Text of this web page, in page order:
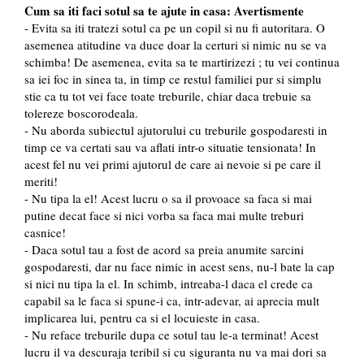
Cum sa iti faci sotul sa te ajute in casa: Avertismente
- Evita sa iti tratezi sotul ca pe un copil si nu fi autoritara. O
asemenea atitudine va duce doar la certuri si nimic nu se va
schimba! De asemenea, evita sa te martirizezi ; tu vei continua
sa iei foc in sinea ta, in timp ce restul familiei pur si simplu
stie ca tu tot vei face toate treburile, chiar daca trebuie sa
tolereze boscorodeala.
- Nu aborda subiectul ajutorului cu treburile gospodaresti in
timp ce va certati sau va aflati intr-o situatie tensionata! In
acest fel nu vei primi ajutorul de care ai nevoie si pe care il
meriti!
- Nu tipa la el! Acest lucru o sa il provoace sa faca si mai
putine decat face si nici vorba sa faca mai multe treburi
casnice!
- Daca sotul tau a fost de acord sa preia anumite sarcini
gospodaresti, dar nu face nimic in acest sens, nu-l bate la cap
si nici nu tipa la el. In schimb, intreaba-l daca el crede ca
capabil sa le faca si spune-i ca, intr-adevar, ai aprecia mult
implicarea lui, pentru ca si el locuieste in casa.
- Nu reface treburile dupa ce sotul tau le-a terminat! Acest
lucru il va descuraja teribil si cu siguranta nu va mai dori sa